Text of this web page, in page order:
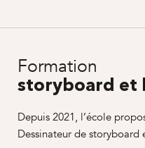
Formation
storyboard et
Depuis 2021, l’école
Dessinateur de